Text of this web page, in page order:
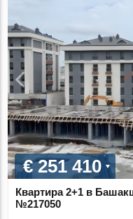
€ 251 410
Квартира 2+1 в
№217050